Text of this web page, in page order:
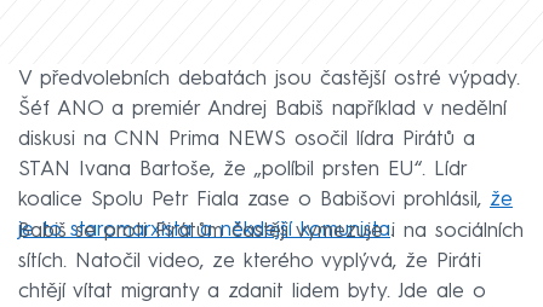
V předvolebních debatách jsou častější ostré výpady.
Šéf ANO a premiér Andrej Babiš například v nedělní
diskusi na CNN Prima NEWS osočil lídra Pirátů a
STAN Ivana Bartoše, že „políbil prsten EU“. Lídr
koalice Spolu Petr Fiala zase o Babišovi prohlásil, že
je to staromarxista a někdejší komunista.
Babiš se proti Pirátům častěji vymezuje i na sociálních
sítích. Natočil video, ze kterého vyplývá, že Piráti
chtějí vítat migranty a zdanit lidem byty. Jde ale o